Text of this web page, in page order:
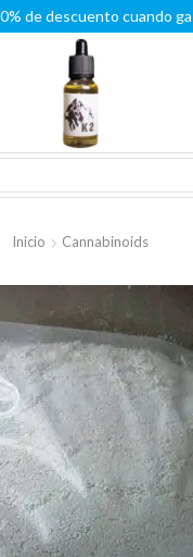
de descuento cuando
Inicio Cannabinoids